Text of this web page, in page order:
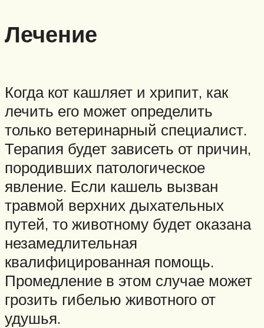
Лечение
Когда кот кашляет и хрипит, как
лечить его может определить
только ветеринарный специалист.
Терапия будет зависеть от причин,
породивших патологическое
явление. Если кашель вызван
травмой верхних дыхательных
путей, то животному будет оказана
незамедлительная
квалифицированная помощь.
Промедление в этом случае может
грозить гибелью животного от
удушья.